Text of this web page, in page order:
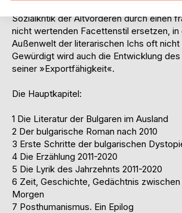
Sozialkritik der Altvorderen durch einen
nicht wertenden Facettenstil ersetzen, in
Außenwelt der literarischen Ichs oft nicht
Gewürdigt wird auch die Entwicklung des
seiner »Exportfähigkeit«.
Die Hauptkapitel:
1 Die Literatur der Bulgaren im Ausland
2 Der bulgarische Roman nach 2010
3 Erste Schritte der bulgarischen
4 Die Erzählung 2011-2020
5 Die Lyrik des Jahrzehnts 2011-2020
6 Zeit, Geschichte, Gedächtnis zwischen
Morgen
7 Posthumanismus. Ein Epilog